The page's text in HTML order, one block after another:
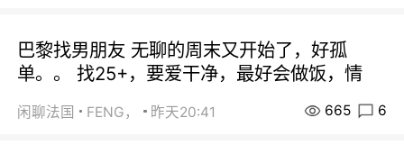
巴黎找男朋友 无聊的周末又开始了，好孤
单。。 找25+，要爱干净，最好会做饭，情
闲聊法国 FENG， 昨天20:41 665 6